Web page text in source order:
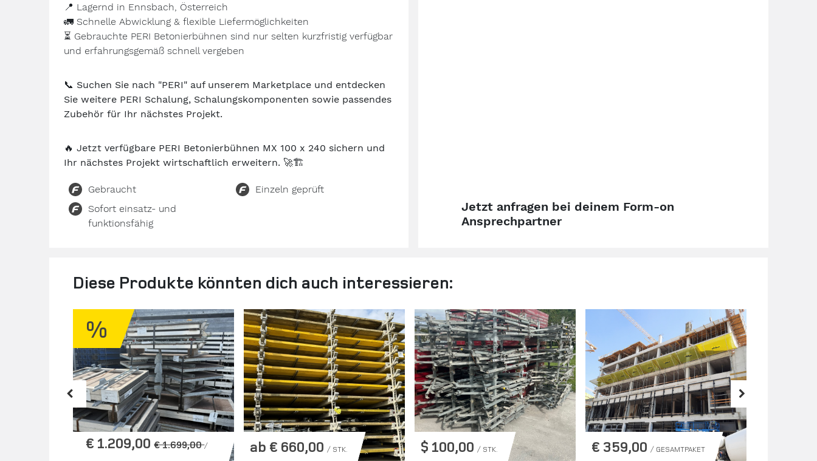
📍 Lagernd in Ennsbach, Österreich
🚛Schnelle Abwicklung & flexible Liefermöglichkeiten
⏳ Gebrauchte PERI Betonierbühnen sind nur selten kurzfristig verfügbar
und erfahrungsgemäß schnell vergeben
📞 Suchen Sie nach "PERI" auf unserem Marketplace und entdecken
Sie weitere PERI Schalung, Schalungskomponenten sowie passendes
Zubehör für Ihr nächstes Projekt.
🔥 Jetzt verfügbare PERI Betonierbühnen MX 100 x 240 sichern und
Ihr nächstes Projekt wirtschaftlich erweitern. 🚀🏗️
Gebraucht
Sofort einsatz- und
funktionsfähig
Einzeln geprüft
Jetzt anfragen bei deinem Form-on
Ansprechpartner
Diese Produkte könnten dich auch interessieren:
%
€ 1.209,00 € 1.699,00/ ab € 660,00 / STK. $ 100,00 / STK. € 359,00 / GESAMTPAKET